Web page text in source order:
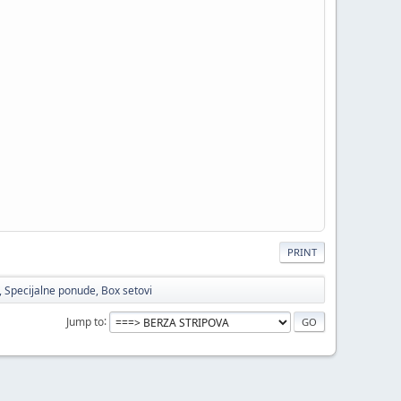
PRINT
ponude, Box setovi
Jump to